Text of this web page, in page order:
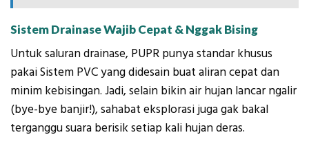
Sistem Drainase Wajib Cepat & Nggak Bising
Untuk saluran drainase, PUPR punya standar khusus
pakai Sistem PVC yang didesain buat aliran cepat dan
minim kebisingan. Jadi, selain bikin air hujan lancar ngalir
(bye-bye banjir!), sahabat eksplorasi juga gak bakal
terganggu suara berisik setiap kali hujan deras.